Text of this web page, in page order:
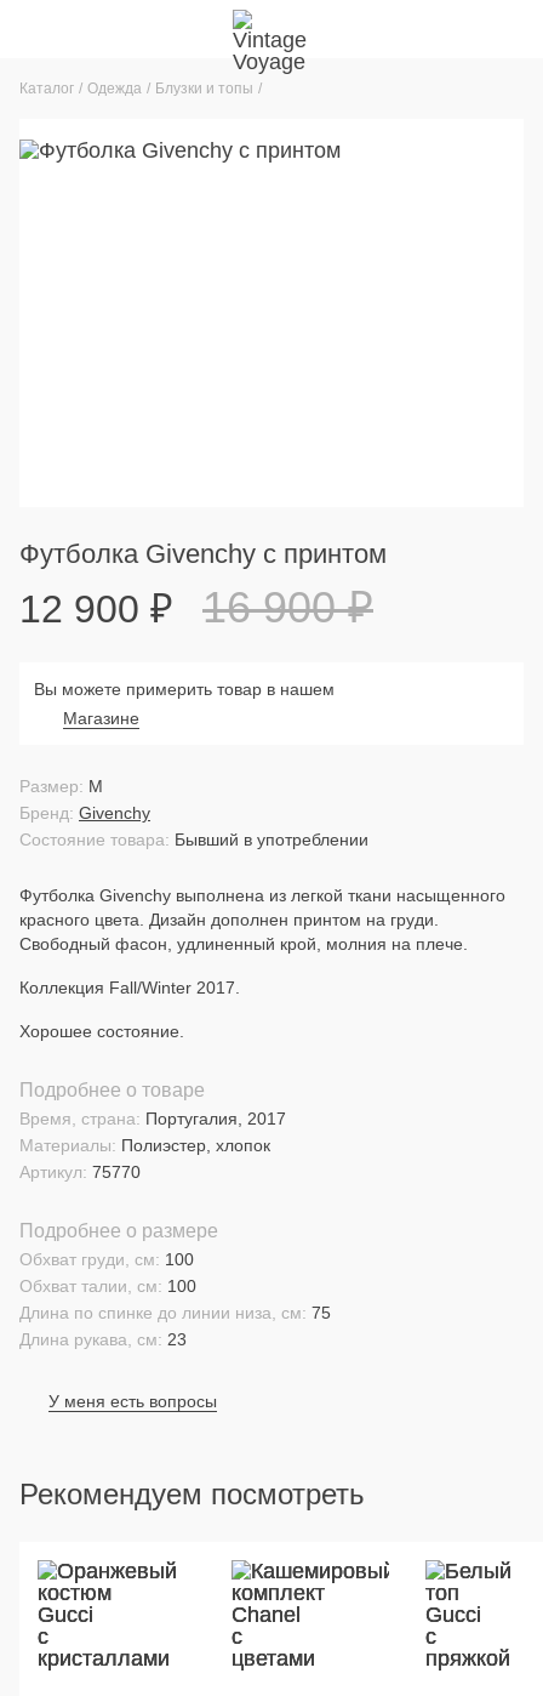
Каталог Одежда Блузки и топы
Футболка Givenchy с принтом
12 900 ₽ 16 900₽
Вы можете примерить товар в нашем
Магазине
Состояние товара: Бывший в употреблении
Бренд: Givenchy
Размер: M
Футболка Givenchy выполнена из легкой ткани насыщенного
красного цвета. Дизайн дополнен принтом на груди.
Свободный фасон, удлиненный крой, молния на плече.
Коллекция Fall/Winter 2017.
Хорошее состояние.
Подробнее о товаре
Материалы: Полиэстер, хлопок
Время, страна: Португалия, 2017
Артикул: 75770
Подробнее о размере
Длина рукава, см: 23
Длина по спинке до линии низа, см: 75
Обхват талии, см: 100
Обхват груди, см: 100
У меня есть вопросы
Рекомендуем посмотреть